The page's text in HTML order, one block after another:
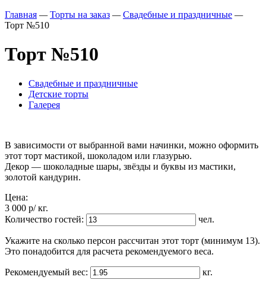
Главная — Торты на заказ — Свадебные и праздничные —
Торт №510
Торт №510
Свадебные и праздничные
Детские торты
Галерея
В зависимости от выбранной вами начинки, можно оформить
этот торт мастикой, шоколадом или глазурью.
Декор — шоколадные шары, звёзды и буквы из мастики,
золотой кандурин.
Цена:
3 000 p/ кг.
Количество гостей:
чел.
Укажите на сколько персон рассчитан этот торт (минимум 13).
Это понадобится для расчета рекомендуемого веса.
Рекомендуемый вес: кг.